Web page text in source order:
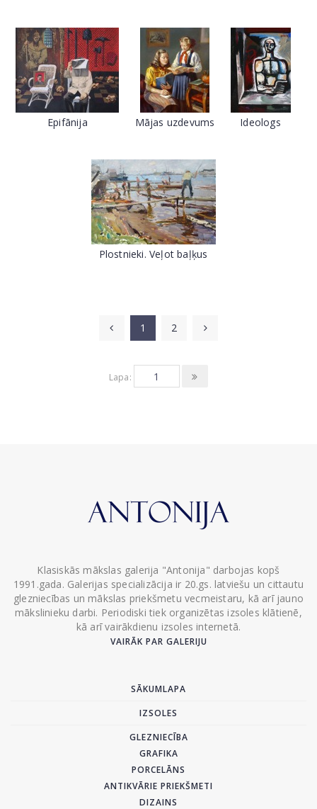
Epifānija Mājas uzdevums Ideologs
Plostnieki. Veļot baļķus
1 2
Lapa:
Klasiskās mākslas galerija "Antonija" darbojas kopš
1991.gada. Galerijas specializācija ir 20.gs. latviešu un cittautu
glezniecības un mākslas priekšmetu vecmeistaru, kā arī jauno
mākslinieku darbi. Periodiski tiek organizētas izsoles klātienē,
kā arī vairākdienu izsoles internetā.
VAIRĀK PAR GALERIJU
SĀKUMLAPA
IZSOLES
GLEZNIECĪBA
GRAFIKA
PORCELĀNS
ANTIKVĀRIE PRIEKŠMETI
DIZAINS